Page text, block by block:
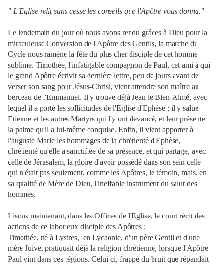
" L'Eglise relit sans cesse les conseils que l'Apôtre vous donna."
Le lendemain du jour où nous avons rendu grâces à Dieu pour la
miraculeuse Conversion de l'Apôtre des Gentils, la marche du
Cycle nous ramène la fête du plus cher disciple de cet homme
sublime. Timothée, l'infatigable compagnon de Paul, cet ami à qui
le grand Apôtre écrivit sa dernière lettre, peu de jours avant de
verser son sang pour Jésus-Christ, vient attendre son maître au
berceau de l'Emmanuel. Il y trouve déjà Jean le Bien-Aimé, avec
lequel il a porté les sollicitudes de l'Eglise d'Ephèse ; il y salue
Etienne et les autres Martyrs qui l'y ont devancé, et leur présente
la palme qu'il a lui-même conquise. Enfin, il vient apporter à
l'auguste Marie les hommages de la chrétienté d'Ephèse,
chrétienté qu'elle a sanctifiée de sa présence, et qui partage, avec
celle de Jérusalem, la gloire d'avoir possédé dans son sein celle
qui n'était pas seulement, comme les Apôtres, le témoin, mais, en
sa qualité de Mère de Dieu, l'ineffable instrument du salut des
hommes.
Lisons maintenant, dans les Offices de l'Eglise, le court récit des
actions de ce laborieux disciple des Apôtres :
Timothée, né à Lystres, en Lycaonie, d'un père Gentil et d'une
mère Juive, pratiquait déjà la religion chrétienne, lorsque l'Apôtre
Paul vint dans ces régions. Celui-ci, frappé du bruit que répandait